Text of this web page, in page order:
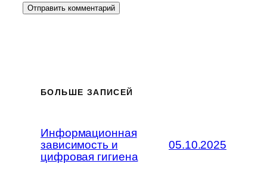
БОЛЬШЕ ЗАПИСЕЙ
Информационная
зависимость и
цифровая гигиена
05.10.2025